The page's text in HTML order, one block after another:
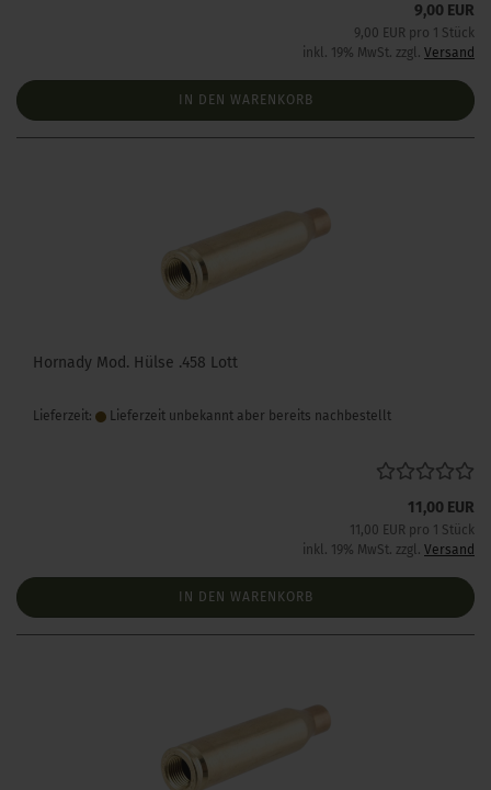
9,00 EUR
9,00 EUR pro 1 Stück
inkl. 19% MwSt. zzgl. Versand
IN DEN WARENKORB
Hornady Mod. Hülse .458 Lott
Lieferzeit: Lieferzeit unbekannt aber bereits nachbestellt
11,00 EUR
11,00 EUR pro 1 Stück
inkl. 19% MwSt. zzgl. Versand
IN DEN WARENKORB